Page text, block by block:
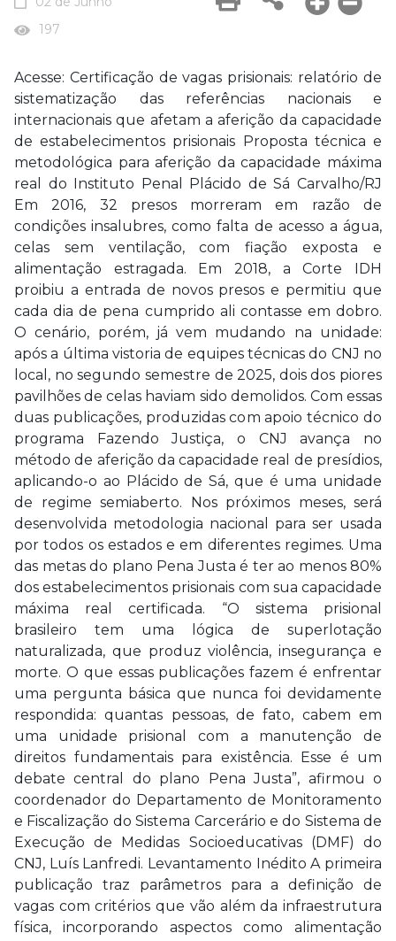
197
Acesse: Certificação de vagas prisionais: relatório de
sistematização das referências nacionais e
internacionais que afetam a aferição da capacidade
de estabelecimentos prisionais Proposta técnica e
metodológica para aferição da capacidade máxima
real do Instituto Penal Plácido de Sá Carvalho/RJ
Em 2016, 32 presos morreram em razão de
condições insalubres, como falta de acesso a água,
celas sem ventilação, com fiação exposta e
alimentação estragada. Em 2018, a Corte IDH
proibiu a entrada de novos presos e permitiu que
cada dia de pena cumprido ali contasse em dobro.
O cenário, porém, já vem mudando na unidade:
após a última vistoria de equipes técnicas do CNJ no
local, no segundo semestre de 2025, dois dos piores
pavilhões de celas haviam sido demolidos. Com essas
duas publicações, produzidas com apoio técnico do
programa Fazendo Justiça, o CNJ avança no
método de aferição da capacidade real de presídios,
aplicando-o ao Plácido de Sá, que é uma unidade
de regime semiaberto. Nos próximos meses, será
desenvolvida metodologia nacional para ser usada
por todos os estados e em diferentes regimes. Uma
das metas do plano Pena Justa é ter ao menos 80%
dos estabelecimentos prisionais com sua capacidade
máxima real certificada. “O sistema prisional
brasileiro tem uma lógica de superlotação
naturalizada, que produz violência, insegurança e
morte. O que essas publicações fazem é enfrentar
uma pergunta básica que nunca foi devidamente
respondida: quantas pessoas, de fato, cabem em
uma unidade prisional com a manutenção de
direitos fundamentais para existência. Esse é um
debate central do plano Pena Justa”, afirmou o
coordenador do Departamento de Monitoramento
e Fiscalização do Sistema Carcerário e do Sistema de
Execução de Medidas Socioeducativas (DMF) do
CNJ, Luís Lanfredi. Levantamento Inédito A primeira
publicação traz parâmetros para a definição de
vagas com critérios que vão além da infraestrutura
física, incorporando aspectos como alimentação